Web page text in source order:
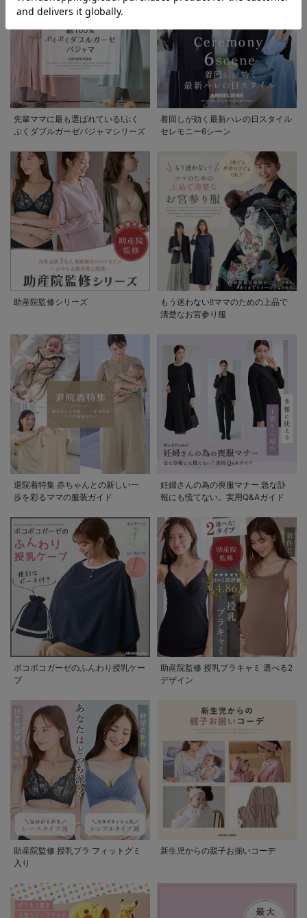
先輩ママに最も選ばれている!ぷく
ぷくダブルガーゼパジャマシリーズ
着回しが効く最新ハレの日スタイル
セレモニー6シーン
助産院監修シリーズ
もう迷わない!!ママのための上品で
清楚なお宮参り服
退院着特集 赤ちゃんとの新しい一
歩を彩るママの服装ガイド
妊婦さんの為の喪服マナー 急な訃
報にも慌てない。実用Q&Aガイド
ポコポコガーゼのふんわり授乳ケー
プ
助産院監修 授乳ブラキャミ 選べる2
デザイン
助産院監修 授乳ブラ フィットグミ
入り
新生児からの親子お揃いコーデ